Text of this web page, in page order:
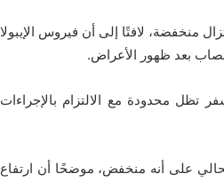
منخفضة، لافتًا إلى أن فيروس الإيبولا
بعد ظهور الأعراض.
تظل محدودة مع الالتزام بالإجراءات
على أنه منخفض، موضحًا أن ارتفاع